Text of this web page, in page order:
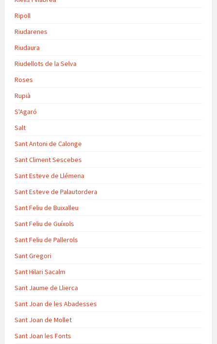
Ripoll
Riudarenes
Riudaura
Riudellots de la Selva
Roses
Rupià
S'Agaró
Salt
Sant Antoni de Calonge
Sant Climent Sescebes
Sant Esteve de Llémena
Sant Esteve de Palautordera
Sant Feliu de Buixalleu
Sant Feliu de Guíxols
Sant Feliu de Pallerols
Sant Gregori
Sant Hilari Sacalm
Sant Jaume de Llierca
Sant Joan de les Abadesses
Sant Joan de Mollet
Sant Joan les Fonts